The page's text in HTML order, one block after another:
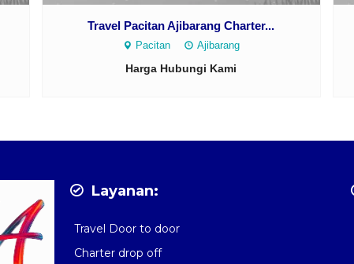
Travel Pacitan Ajibarang Charter...
Pacitan Ajibarang
Harga Hubungi Kami
Layanan:
Travel Door to door
Charter drop off